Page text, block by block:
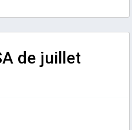
de juillet